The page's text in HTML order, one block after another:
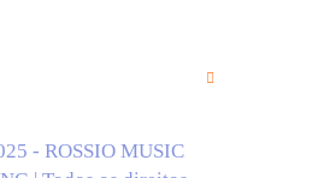
- ROSSIO MUSIC